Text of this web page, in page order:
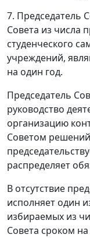
7. Председатель
Совета из числа
студенческого
учреждений,
на один год.
Председатель
руководство
организацию
Советом
распределяет
В отсутствие
исполняет один
избираемых из
Совета сроком